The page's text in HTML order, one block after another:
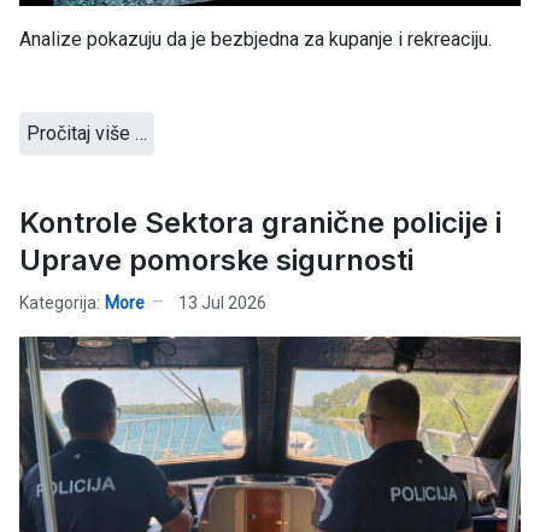
Analize pokazuju da je bezbjedna za kupanje i rekreaciju.
Pročitaj više …
Kontrole Sektora granične policije i
Uprave pomorske sigurnosti
Kategorija: More 13 Jul 2026